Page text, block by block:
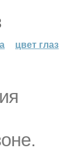
цвет глаз